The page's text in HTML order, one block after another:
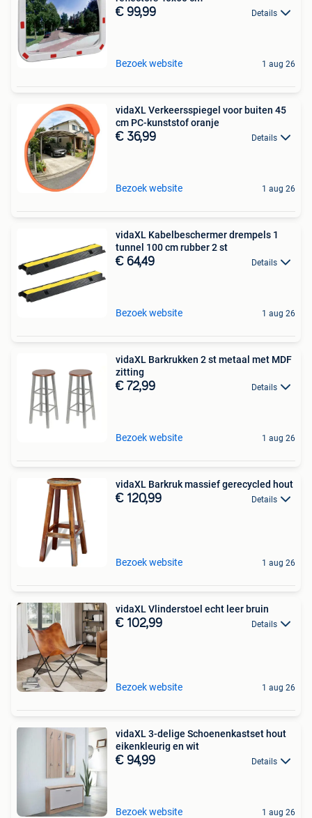
€ 99,99 Details
Bezoek website 1 aug 26
vidaXL Verkeersspiegel voor buiten 45
cm PC-kunststof oranje
€ 36,99 Details
Bezoek website 1 aug 26
vidaXL Kabelbeschermer drempels 1
tunnel 100 cm rubber 2 st
€ 64,49 Details
Bezoek website 1 aug 26
vidaXL Barkrukken 2 st metaal met MDF
zitting
€ 72,99 Details
Bezoek website 1 aug 26
vidaXL Barkruk massief gerecycled hout
€ 120,99 Details
Bezoek website 1 aug 26
vidaXL Vlinderstoel echt leer bruin
€ 102,99 Details
Bezoek website 1 aug 26
vidaXL 3-delige Schoenenkastset hout
eikenkleurig en wit
€ 94,99 Details
Bezoek website 1 aug 26